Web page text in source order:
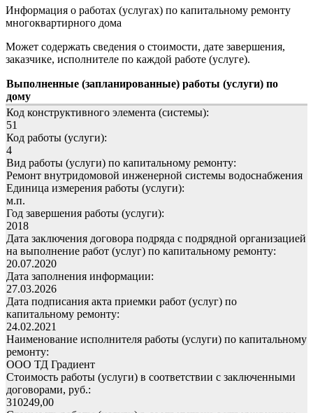
Информация о работах (услугах) по капитальному ремонту
многоквартирного дома
Может содержать сведения о стоимости, дате завершения,
заказчике, исполнителе по каждой работе (услуге).
Выполненные (запланированные) работы (услуги) по
дому
Код конструктивного элемента (системы):
51
Код работы (услуги):
4
Вид работы (услуги) по капитальному ремонту:
Ремонт внутридомовой инженерной системы водоснабжения
Единица измерения работы (услуги):
м.п.
Год завершения работы (услуги):
2018
Дата заключения договора подряда с подрядной организацией
на выполнение работ (услуг) по капитальному ремонту:
20.07.2020
Дата заполнения информации:
27.03.2026
Дата подписания акта приемки работ (услуг) по
капитальному ремонту:
24.02.2021
Наименование исполнителя работы (услуги) по капитальному
ремонту:
ООО ТД Градиент
Стоимость работы (услуги) в соответствии с заключенными
договорами, руб.:
310249,00